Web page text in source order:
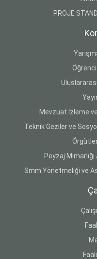
PROJE
Mevzuat İzleme
Teknik Geziler ve
Peyzaj
Smm Yönetmeliği ve